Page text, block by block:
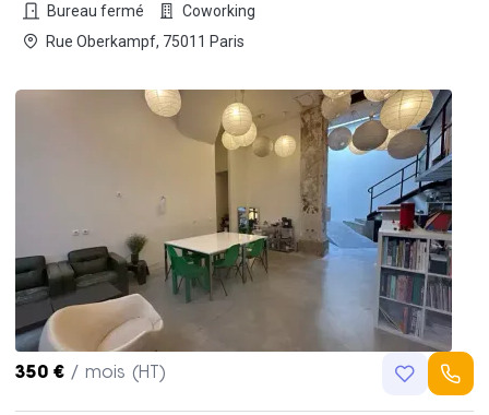
Bureau fermé
Coworking
Rue Oberkampf, 75011 Paris
350 € / mois (HT)